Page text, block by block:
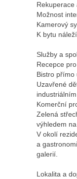
Možnost
Kamerový
K bytu
Služby a
Recepce
Bistro přímo
Uzavřené
Komerční
Zelená
výhledem
V okolí
a
galerií.
Lokalita a